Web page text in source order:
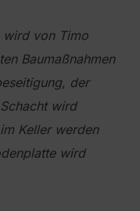
wird von Timo
Baumaßnahmen
der
wird
Keller werden
wird